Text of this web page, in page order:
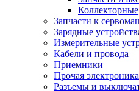
Коллекторные
Запчасти к
Зарядные
Измерительные
Кабели и провода
Приемники
Прочая электроника
Разъемы и